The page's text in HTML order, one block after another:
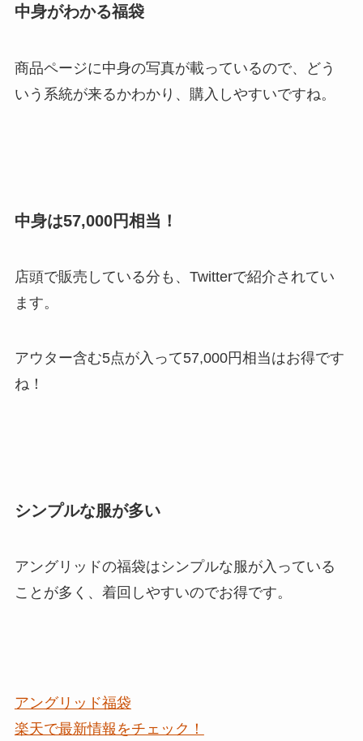
中身がわかる福袋
商品ページに中身の写真が載っているので、どう
いう系統が来るかわかり、購入しやすいですね。
中身は57,000円相当！
店頭で販売している分も、Twitterで紹介されてい
ます。
アウター含む5点が入って57,000円相当はお得です
ね！
シンプルな服が多い
アングリッドの福袋はシンプルな服が入っている
ことが多く、着回しやすいのでお得です。
アングリッド福袋
楽天で最新情報をチェック！